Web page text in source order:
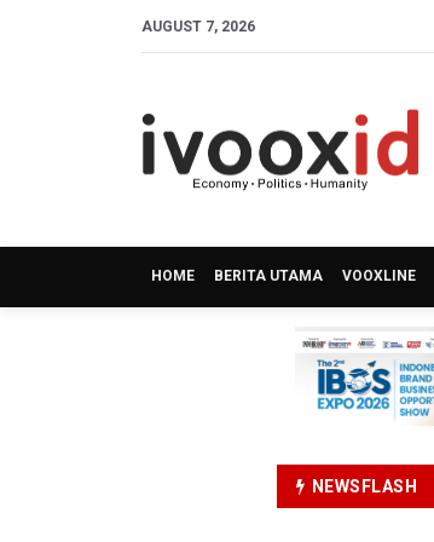
AUGUST 7, 2026
HOME BERITA UTAMA VOOXLINE
NEWSFLASH